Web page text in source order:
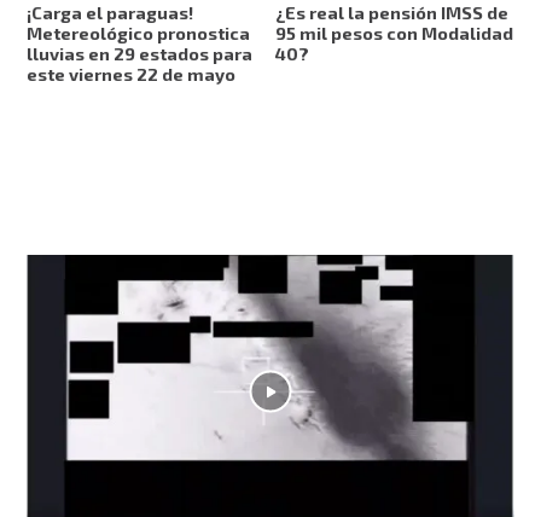
¡Carga el paraguas!
Metereológico pronostica
lluvias en 29 estados para
este viernes 22 de mayo
¿Es real la pensión IMSS de
95 mil pesos con Modalidad
40?